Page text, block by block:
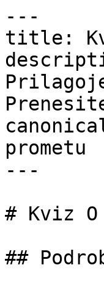
---
title:
prometu
---
# Kviz O
##